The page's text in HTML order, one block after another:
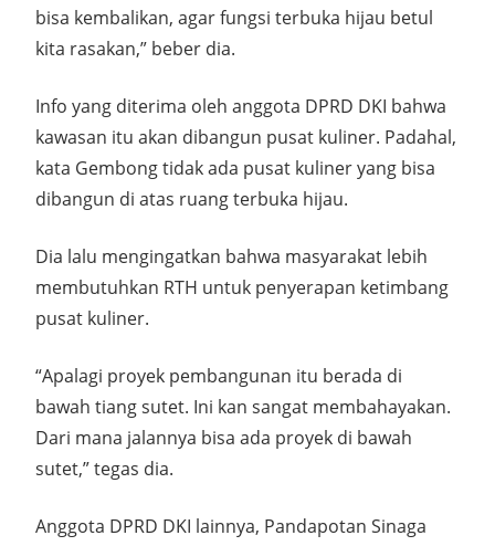
bisa kembalikan, agar fungsi terbuka hijau betul
kita rasakan,” beber dia.
Info yang diterima oleh anggota DPRD DKI bahwa
kawasan itu akan dibangun pusat kuliner. Padahal,
kata Gembong tidak ada pusat kuliner yang bisa
dibangun di atas ruang terbuka hijau.
Dia lalu mengingatkan bahwa masyarakat lebih
membutuhkan RTH untuk penyerapan ketimbang
pusat kuliner.
“Apalagi proyek pembangunan itu berada di
bawah tiang sutet. Ini kan sangat membahayakan.
Dari mana jalannya bisa ada proyek di bawah
sutet,” tegas dia.
Anggota DPRD DKI lainnya, Pandapotan Sinaga